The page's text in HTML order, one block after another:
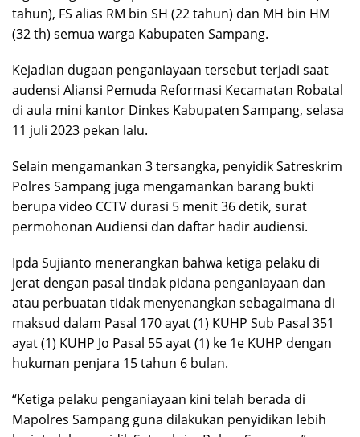
tahun), FS alias RM bin SH (22 tahun) dan MH bin HM
(32 th) semua warga Kabupaten Sampang.
Kejadian dugaan penganiayaan tersebut terjadi saat
audensi Aliansi Pemuda Reformasi Kecamatan Robatal
di aula mini kantor Dinkes Kabupaten Sampang, selasa
11 juli 2023 pekan lalu.
Selain mengamankan 3 tersangka, penyidik Satreskrim
Polres Sampang juga mengamankan barang bukti
berupa video CCTV durasi 5 menit 36 detik, surat
permohonan Audiensi dan daftar hadir audiensi.
Ipda Sujianto menerangkan bahwa ketiga pelaku di
jerat dengan pasal tindak pidana penganiayaan dan
atau perbuatan tidak menyenangkan sebagaimana di
maksud dalam Pasal 170 ayat (1) KUHP Sub Pasal 351
ayat (1) KUHP Jo Pasal 55 ayat (1) ke 1e KUHP dengan
hukuman penjara 15 tahun 6 bulan.
“Ketiga pelaku penganiayaan kini telah berada di
Mapolres Sampang guna dilakukan penyidikan lebih